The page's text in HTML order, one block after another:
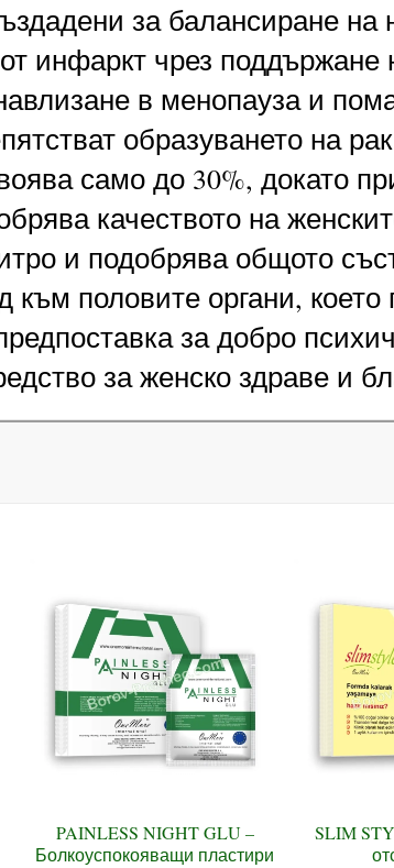
за балансиране на
инфаркт чрез поддържане
в менопауза и
образуването на
само до 30%, докато
качеството на
и подобрява общото
към половите органи,
за добро
за женско здраве и
PAINLESS NIGHT GLU –
Болкоуспокояващи пластири
SLIM